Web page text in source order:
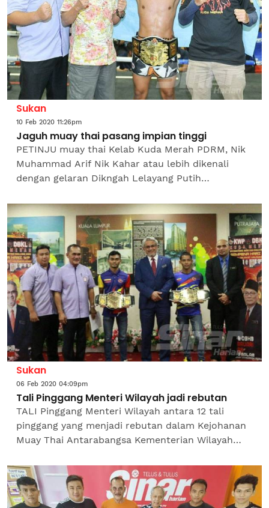
Sukan
10 Feb 2020 11:26pm
Jaguh muay thai pasang impian tinggi
PETINJU muay thai Kelab Kuda Merah PDRM, Nik
Muhammad Arif Nik Kahar atau lebih dikenali
dengan gelaran Dikngah Lelayang Putih
di pentas antarabangsa suatu...
Sukan
06 Feb 2020 04:09pm
Tali Pinggang Menteri Wilayah jadi rebutan
TALI Pinggang Menteri Wilayah antara 12 tali
pinggang yang menjadi rebutan dalam Kejohanan
Muay Thai Antarabangsa Kementerian Wilayah
(KWP-DBKL) di Stadium...